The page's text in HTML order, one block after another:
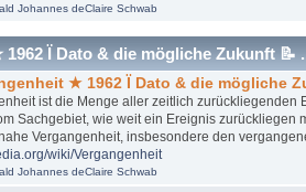
Johannes deClaire Schwab
Ï Dato & die mögliche Zukunft 📝
★ 1962 Ï Dato & die mögliche
ist die Menge aller zeitlich zurückliegenden
Sachgebiet, wie weit ein Ereignis zurückliegen
Vergangenheit, insbesondere den
wiki/Vergangenheit
Johannes deClaire Schwab